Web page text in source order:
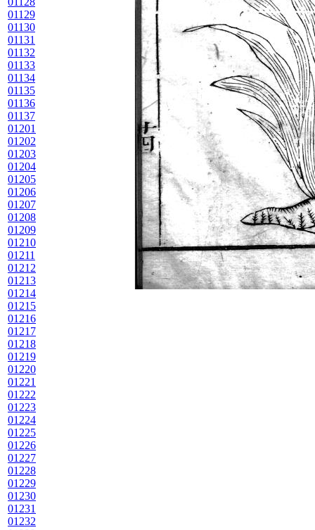
01129
01130
01131
01132
01133
01134
01135
01136
01137
01201
01202
01203
01204
01205
01206
01207
01208
01209
01210
01211
01212
01213
01214
01215
01216
01217
01218
01219
01220
01221
01222
01223
01224
01225
01226
01227
01228
01229
01230
01231
01232